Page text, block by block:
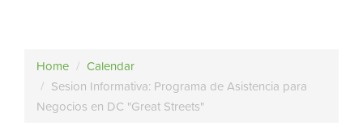
Home
Calendar
Sesion Informativa: Programa de Asistencia para
Negocios en DC "Great Streets"